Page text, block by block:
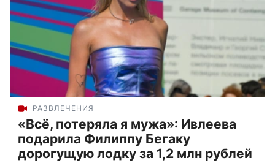
РАЗВЛЕЧЕНИЯ
«Всё, потеряла я мужа»: Ивлеева
подарила Филиппу Бегаку
дорогущую лодку за 1,2 млн рублей